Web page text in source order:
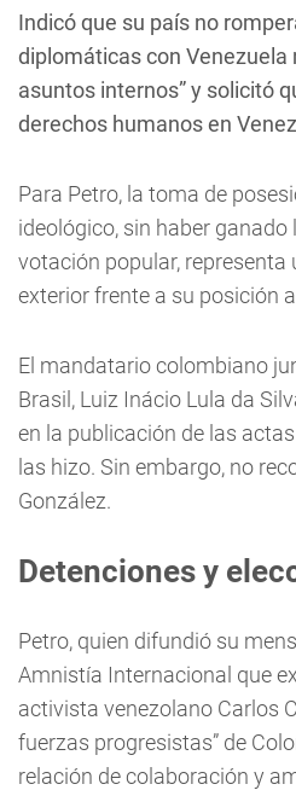
Indicó que su país no
diplomáticas con Venezuela
asuntos internos” y solicitó
derechos humanos en
Para Petro, la toma de
ideológico, sin haber ganado
votación popular, representa
exterior frente a su posición
El mandatario colombiano
Brasil, Luiz Inácio Lula da
en la publicación de las
las hizo. Sin embargo, no
González.
Detenciones y
Petro, quien difundió su
Amnistía Internacional que
activista venezolano Carlos
fuerzas progresistas” de
relación de colaboración y